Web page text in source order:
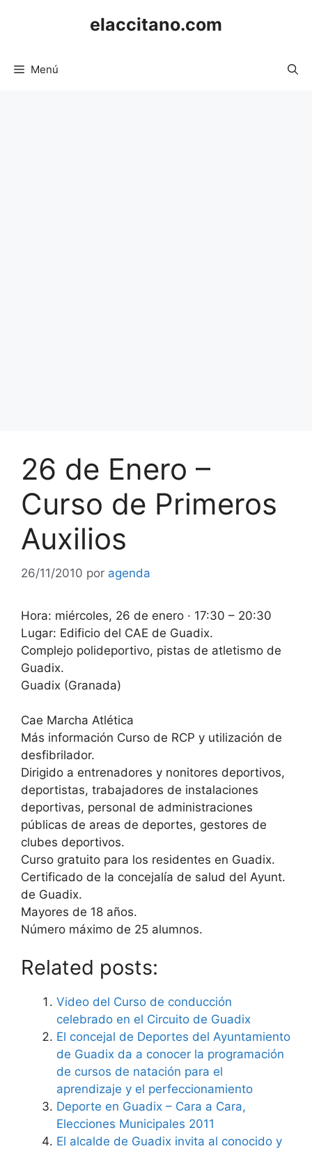
elaccitano.com
Menú
26 de Enero –
Curso de Primeros
Auxilios
26/11/2010 por agenda
Hora: miércoles, 26 de enero · 17:30 – 20:30
Lugar: Edificio del CAE de Guadix.
Complejo polideportivo, pistas de atletismo de
Guadix.
Guadix (Granada)
Cae Marcha Atlética
Más información Curso de RCP y utilización de
desfibrilador.
Dirigido a entrenadores y nonitores deportivos,
deportistas, trabajadores de instalaciones
deportivas, personal de administraciones
públicas de areas de deportes, gestores de
clubes deportivos.
Curso gratuito para los residentes en Guadix.
Certificado de la concejalía de salud del Ayunt.
de Guadix.
Mayores de 18 años.
Número máximo de 25 alumnos.
Related posts:
Video del Curso de conducción
celebrado en el Circuito de Guadix
El concejal de Deportes del Ayuntamiento
de Guadix da a conocer la programación
de cursos de natación para el
aprendizaje y el perfeccionamiento
Deporte en Guadix – Cara a Cara,
Elecciones Municipales 2011
El alcalde de Guadix invita al conocido y